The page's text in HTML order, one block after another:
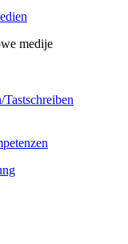
medije